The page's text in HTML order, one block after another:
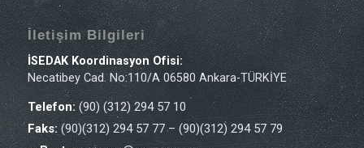
İletişim Bilgileri
İSEDAK Koordinasyon Ofisi:
Necatibey Cad. No:110/A 06580 Ankara-TÜRKİYE
Telefon:(90) (312) 294 57 10
Faks:(90)(312) 294 57 77 – (90)(312) 294 57 79